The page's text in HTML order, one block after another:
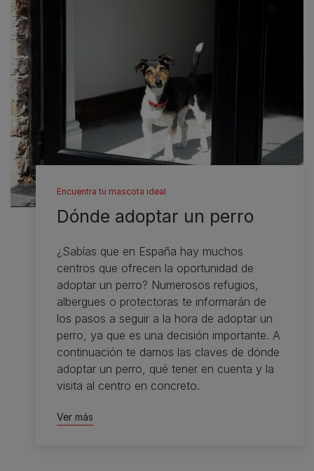
Encuentra tu mascota ideal
Dónde adoptar un perro
¿Sabías que en España hay muchos
centros que ofrecen la oportunidad de
adoptar un perro? Numerosos refugios,
albergues o protectoras te informarán de
los pasos a seguir a la hora de adoptar un
perro, ya que es una decisión importante. A
continuación te damos las claves de dónde
adoptar un perro, qué tener en cuenta y la
visita al centro en concreto.
Ver más